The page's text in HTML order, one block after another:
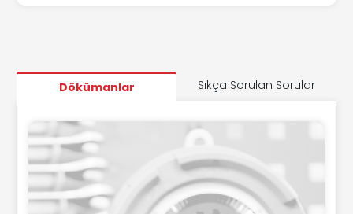
Dökümanlar Sıkça Sorulan Sorular